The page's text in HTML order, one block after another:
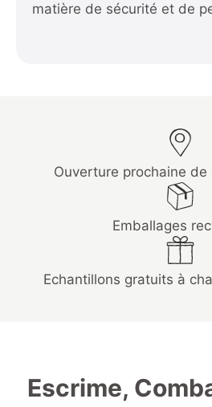
matière de sécurité et de
Ouverture prochaine
Emballages
Echantillons gratuits à
Escrime,